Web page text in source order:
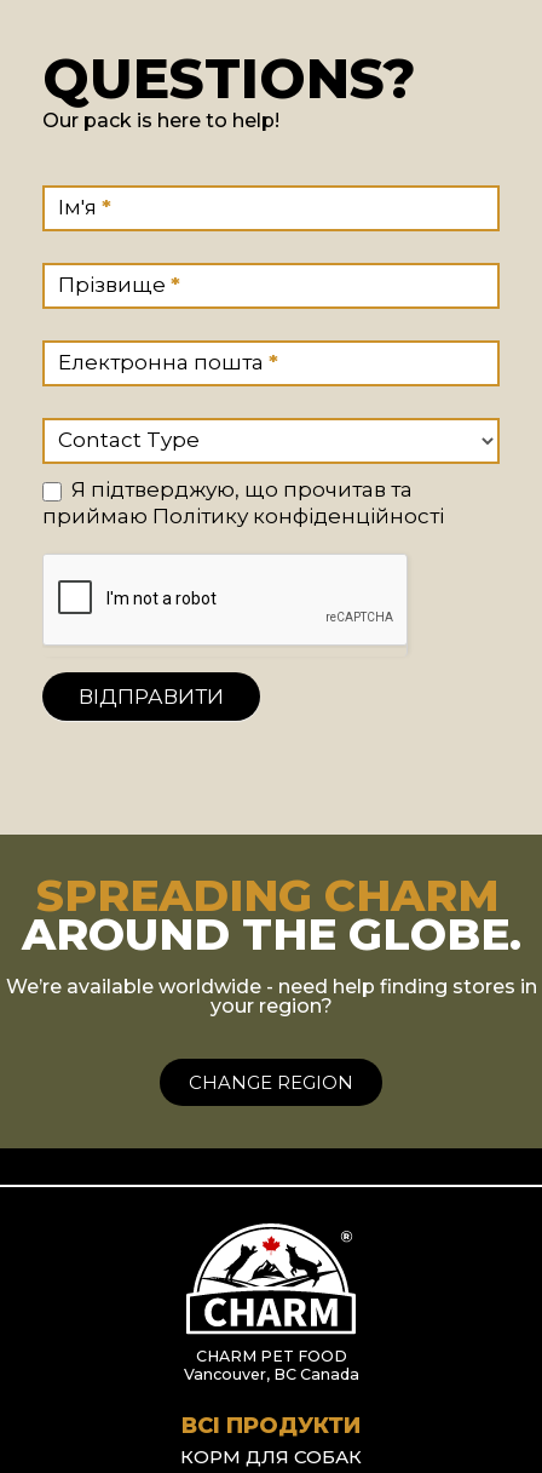
QUESTIONS?
Our pack is here to help!
Questions
Ім'я *
Прізвище *
Електронна пошта *
Contact Type
Я підтверджую, що прочитав та
приймаю Політику конфіденційності
ВІДПРАВИТИ
If you
are
leave
this
blank.
SPREADING CHARM
AROUND THE GLOBE.
We’re available worldwide - need help finding stores in
your region?
CHANGE REGION
CHARM PET FOOD
Vancouver, BC Canada
ВСІ ПРОДУКТИ
КОРМ ДЛЯ СОБАК